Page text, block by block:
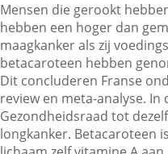
Veelgestelde
Contactgegevens
Zoeken
Mensen die gerookt
hebben een hoger dan
maagkanker als zij
betacaroteen hebben
Dit concluderen Franse
review en meta-analyse. In
Gezondheidsraad tot
longkanker. Betacaroteen